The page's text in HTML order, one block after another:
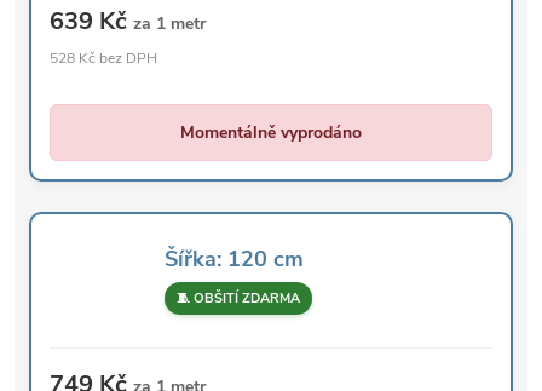
639 Kč za 1 metr
528 Kč bez DPH
Momentálně vyprodáno
Šířka: 120 cm
🧵 OBŠITÍ ZDARMA
749 Kč